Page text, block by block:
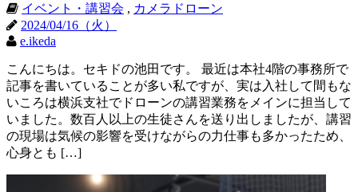
イベント・講習会 , カメラドローン
2024/04/16（火）
e.ikeda
こんにちは。セキドの池田です。 最近は本社4階の事務所で
記事を書いていることが多い私ですが、実は入社して間もな
いころは横浜支社でドローンの講習業務をメインに担当して
いました。数百人以上の生徒さんを送り出しましたが、講習
の現場は気候の影響を受けながらの力仕事も多かったため、
心身とも […]